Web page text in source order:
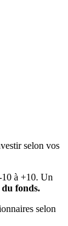
selon vos
10 à +10. Un
du fonds.
selon